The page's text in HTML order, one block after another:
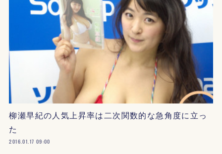
柳瀬早紀の人気上昇率は二次関数的な急角度に立っ
た
2016.01.17 09:00